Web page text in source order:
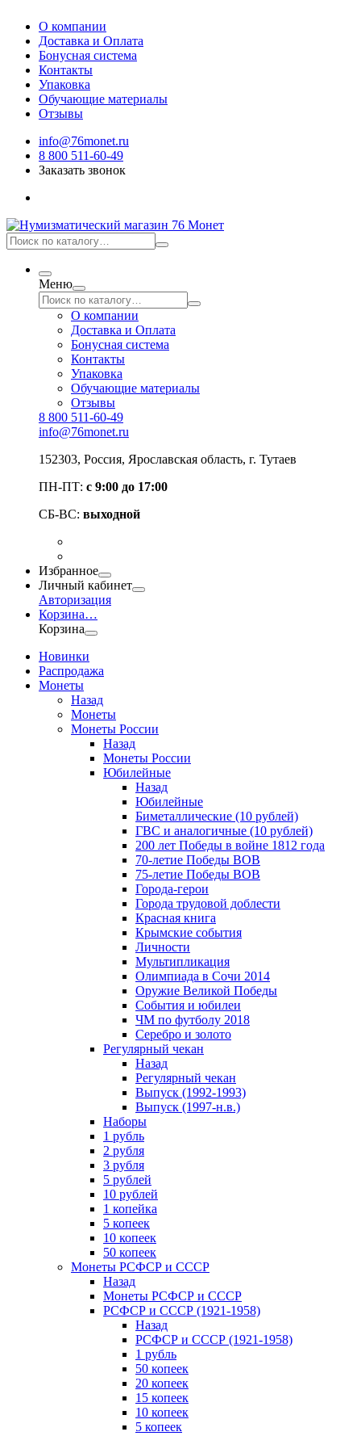
О компании
Доставка и Оплата
Бонусная система
Контакты
Упаковка
Обучающие материалы
Отзывы
info@76monet.ru
8 800 511-60-49
Заказать звонок
Меню
О компании
Доставка и Оплата
Бонусная система
Контакты
Упаковка
Обучающие материалы
Отзывы
8 800 511-60-49
info@76monet.ru
152303, Россия, Ярославская область, г. Тутаев
ПН-ПТ: с 9:00 до 17:00
СБ-ВС: выходной
Избранное
Личный кабинет
Авторизация
Корзина…
Корзина
Новинки
Распродажа
Монеты
Назад
Монеты
Монеты России
Назад
Монеты России
Юбилейные
Назад
Юбилейные
Биметаллические (10 рублей)
ГВС и аналогичные (10 рублей)
200 лет Победы в войне 1812 года
70-летие Победы ВОВ
75-летие Победы ВОВ
Города-герои
Города трудовой доблести
Красная книга
Крымские события
Личности
Мультипликация
Олимпиада в Сочи 2014
Оружие Великой Победы
События и юбилеи
ЧМ по футболу 2018
Серебро и золото
Регулярный чекан
Назад
Регулярный чекан
Выпуск (1992-1993)
Выпуск (1997-н.в.)
Наборы
1 рубль
2 рубля
3 рубля
5 рублей
10 рублей
1 копейка
5 копеек
10 копеек
50 копеек
Монеты РСФСР и СССР
Назад
Монеты РСФСР и СССР
РСФСР и СССР (1921-1958)
Назад
РСФСР и СССР (1921-1958)
1 рубль
50 копеек
20 копеек
15 копеек
10 копеек
5 копеек